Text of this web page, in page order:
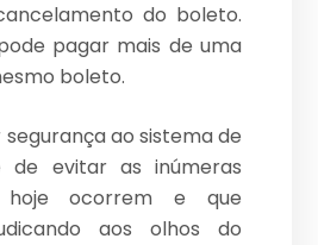
do boleto.
pagar mais de uma
boleto.
ao sistema de
de evitar as inúmeras
hoje ocorrem e que
aos olhos do